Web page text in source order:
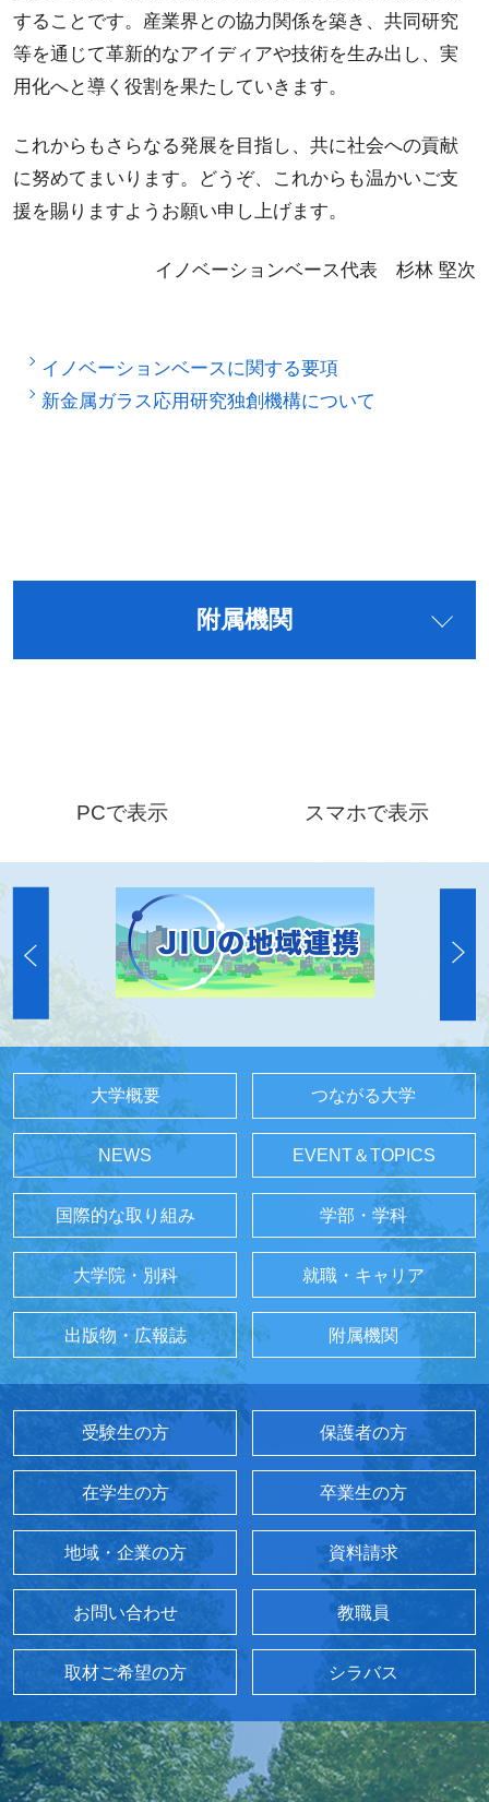
することです。産業界との協力関係を築き、共同研究
等を通じて革新的なアイディアや技術を生み出し、実
用化へと導く役割を果たしていきます。
これからもさらなる発展を目指し、共に社会への貢献
に努めてまいります。どうぞ、これからも温かいご支
援を賜りますようお願い申し上げます。
イノベーションベース代表 杉林 堅次
イノベーションベースに関する要項
新金属ガラス応用研究独創機構について
附属機関
PCで表示 スマホで表示
大学概要 つながる大学
NEWS EVENT＆TOPICS
国際的な取り組み 学部・学科
大学院・別科 就職・キャリア
出版物・広報誌 附属機関
受験生の方 保護者の方
在学生の方 卒業生の方
地域・企業の方 資料請求
お問い合わせ 教職員
取材ご希望の方 シラバス